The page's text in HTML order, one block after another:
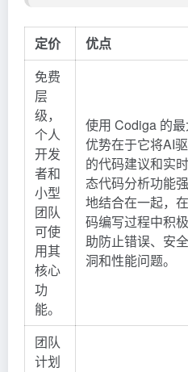
定价 优点
免费
层
级，
个人
开发
者和
小型
团队
可使
用其
核心
功
能。
使用 Codiga 的
优势在于它将AI
的代码建议和实
态代码分析功能
地结合在一起，
码编写过程中积
助防止错误、安
洞和性能问题。
团队
计划